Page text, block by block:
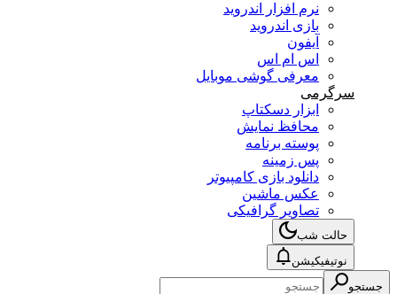
نرم افزار اندروید
بازی اندروید
آیفون
اس ام اس
معرفی گوشی موبایل
سرگرمی
ابزار دسکتاپ
محافظ نمایش
پوسته برنامه
پس زمینه
دانلود بازی کامپیوتر
عکس ماشین
تصاویر گرافیکی
حالت شب
نوتیفیکیشن
جستجو